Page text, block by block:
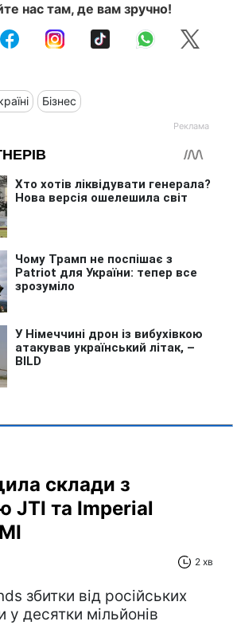
нас там, де вам зручно!
Бізнес
склади з
JTI та Imperial
2 хв
збитки від російських
у десятки мільйонів